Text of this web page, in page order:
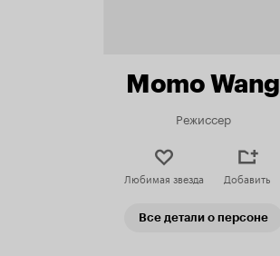
Momo Wang
Режиссер
Любимая звезда Добавить
Все детали о персоне